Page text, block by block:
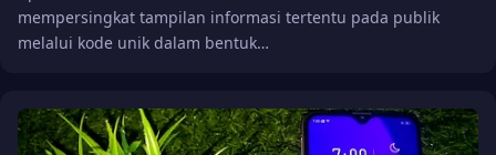
mempersingkat tampilan informasi tertentu pada publik
melalui kode unik dalam bentuk…